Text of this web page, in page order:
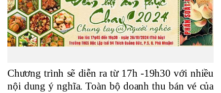
Chương trình sẽ diễn ra từ 17h -19h30 với nhiều
nội dung ý nghĩa. Toàn bộ doanh thu bán vé của